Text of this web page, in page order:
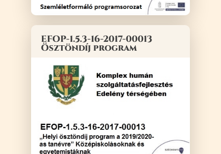
EFOP-1.5.3-16-2017-00013
Ösztöndíj program